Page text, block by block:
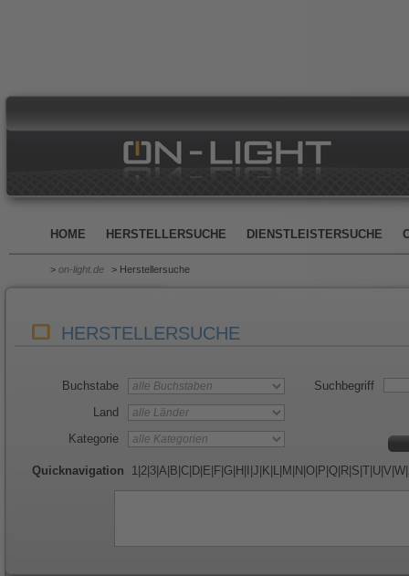
HOME HERSTELLERSUCHE DIENSTLEISTERSUCHE
> on-light.de > Herstellersuche
HERSTELLERSUCHE
Buchstabe
Land
Kategorie
Suchbegriff
Quicknavigation 1 2 3 A B C D E F G H J K L M N O P Q R S T U V W